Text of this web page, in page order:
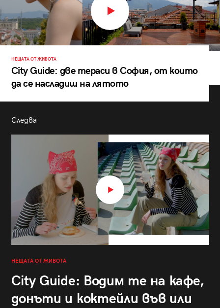
НЕЩАТА ОТ ЖИВОТА
City Guide: две тераси в София, от които
да се насладиш на лятото
Следва
НЕЩАТА ОТ ЖИВОТА
City Guide: Водим те на кафе,
донъти и коктейли във или